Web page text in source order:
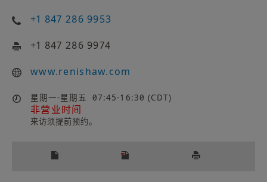
+1 847 286 9953
+1 847 286 9974
www.renishaw.com
星期一-星期五 07:45-16:30 (CDT)
非营业时间
来访须提前预约。